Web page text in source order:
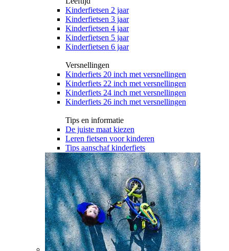
Kinderfietsen 2 jaar
Kinderfietsen 3 jaar
Kinderfietsen 4 jaar
Kinderfietsen 5 jaar
Kinderfietsen 6 jaar
Versnellingen
Kinderfiets 20 inch met versnellingen
Kinderfiets 22 inch met versnellingen
Kinderfiets 24 inch met versnellingen
Kinderfiets 26 inch met versnellingen
Tips en informatie
De juiste maat kiezen
Leren fietsen voor kinderen
Tips aanschaf kinderfiets